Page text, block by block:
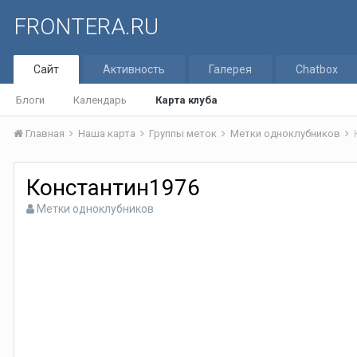
FRONTERA.RU
Сайт
Блоги Календарь Карта клуба
Активность Галерея Chatbox
Главная Наша карта Группы меток Метки одноклубников
Константин1976
Метки одноклубников